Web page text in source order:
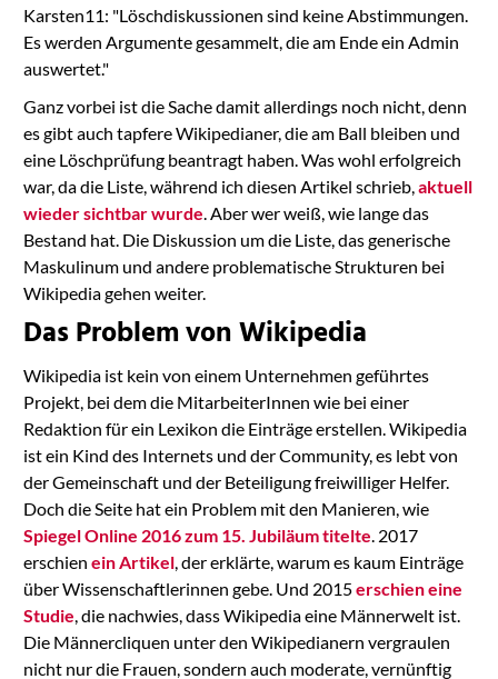
Karsten11: "Löschdiskussionen sind keine Abstimmungen.
Es werden Argumente gesammelt, die am Ende ein Admin
auswertet."
Ganz vorbei ist die Sache damit allerdings noch nicht, denn
es gibt auch tapfere Wikipedianer, die am Ball bleiben und
eine Löschprüfung beantragt haben. Was wohl erfolgreich
war, da die Liste, während ich diesen Artikel schrieb,aktuell
wieder sichtbar wurde. Aber wer weiß, wie lange das
Bestand hat. Die Diskussion um die Liste, das generische
Maskulinum und andere problematische Strukturen bei
Wikipedia gehen weiter.
Das Problem von Wikipedia
Wikipedia ist kein von einem Unternehmen geführtes
Projekt, bei dem die MitarbeiterInnen wie bei einer
Redaktion für ein Lexikon die Einträge erstellen. Wikipedia
ist ein Kind des Internets und der Community, es lebt von
der Gemeinschaft und der Beteiligung freiwilliger Helfer.
Doch die Seite hat ein Problem mit den Manieren, wie
Spiegel Online 2016 zum 15. Jubiläum titelte. 2017
erschien ein Artikel, der erklärte, warum es kaum Einträge
über Wissenschaftlerinnen gebe. Und 2015erschien eine
Studie, die nachwies, dass Wikipedia eine Männerwelt ist.
Die Männercliquen unter den Wikipedianern vergraulen
nicht nur die Frauen, sondern auch moderate, vernünftig